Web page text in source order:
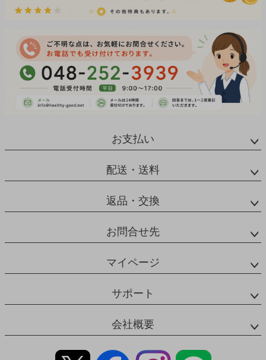
お支払い
配送・送料
返品・交換
お問合せ先
マイページ
サポート
会社概要